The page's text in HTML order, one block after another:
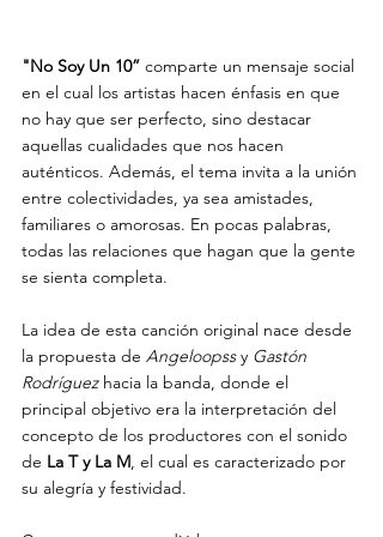
"No Soy Un 10” comparte un mensaje social
en el cual los artistas hacen énfasis en que
no hay que ser perfecto, sino destacar
aquellas cualidades que nos hacen
auténticos. Además, el tema invita a la unión
entre colectividades, ya sea amistades,
familiares o amorosas. En pocas palabras,
todas las relaciones que hagan que la gente
se sienta completa.
La idea de esta canción original nace desde
la propuesta de Angeloopss y Gastón
Rodríguez hacia la banda, donde el
principal objetivo era la interpretación del
concepto de los productores con el sonido
de La T y La M, el cual es caracterizado por
su alegría y festividad.